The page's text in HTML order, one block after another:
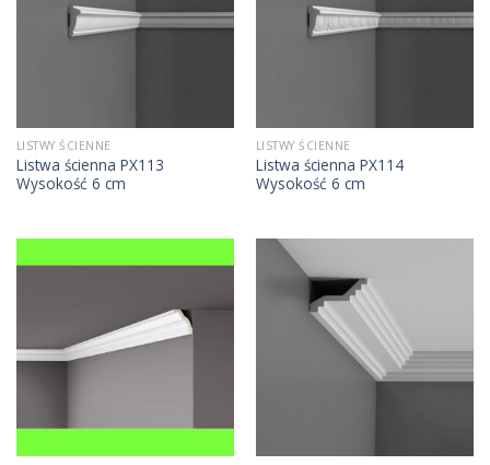
LISTWY ŚCIENNE
Listwa ścienna PX113
Wysokość 6 cm
LISTWY ŚCIENNE
Listwa ścienna PX114
Wysokość 6 cm